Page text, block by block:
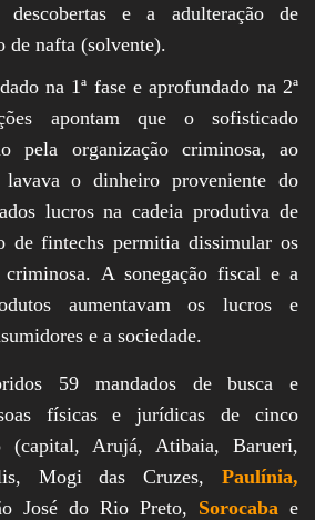
e a adulteração de
de nafta (solvente).
na 1ª fase e aprofundado na 2ª
apontam que o sofisticado
pela organização criminosa, ao
o dinheiro proveniente do
lucros na cadeia produtiva de
de fintechs permitia dissimular os
A sonegação fiscal e a
aumentavam os lucros e
e a sociedade.
59 mandados de busca e
físicas e jurídicas de cinco
(capital, Arujá, Atibaia, Barueri,
Mogi das Cruzes, Paulínia,
José do Rio Preto, Sorocaba e